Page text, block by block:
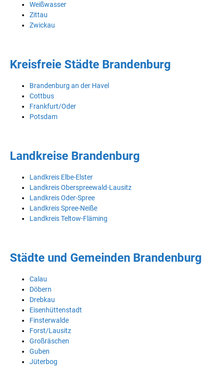
Weißwasser
Zittau
Zwickau
Kreisfreie Städte Brandenburg
Brandenburg an der Havel
Cottbus
Frankfurt/Oder
Potsdam
Landkreise Brandenburg
Landkreis Elbe-Elster
Landkreis Oberspreewald-Lausitz
Landkreis Oder-Spree
Landkreis Spree-Neiße
Landkreis Teltow-Fläming
Städte und Gemeinden Brandenburg
Calau
Döbern
Drebkau
Eisenhüttenstadt
Finsterwalde
Forst/Lausitz
Großräschen
Guben
Jüterbog